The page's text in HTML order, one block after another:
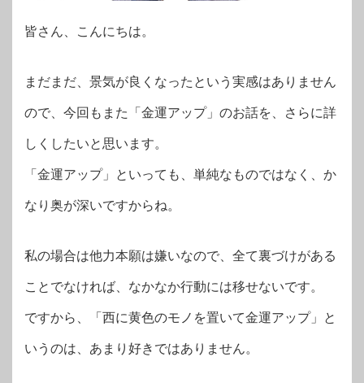
皆さん、こんにちは。
まだまだ、景気が良くなったという実感はありません
ので、今回もまた「金運アップ」のお話を、さらに詳
しくしたいと思います。
「金運アップ」といっても、単純なものではなく、か
なり奥が深いですからね。
私の場合は他力本願は嫌いなので、全て裏づけがある
ことでなければ、なかなか行動には移せないです。
ですから、「西に黄色のモノを置いて金運アップ」と
いうのは、あまり好きではありません。